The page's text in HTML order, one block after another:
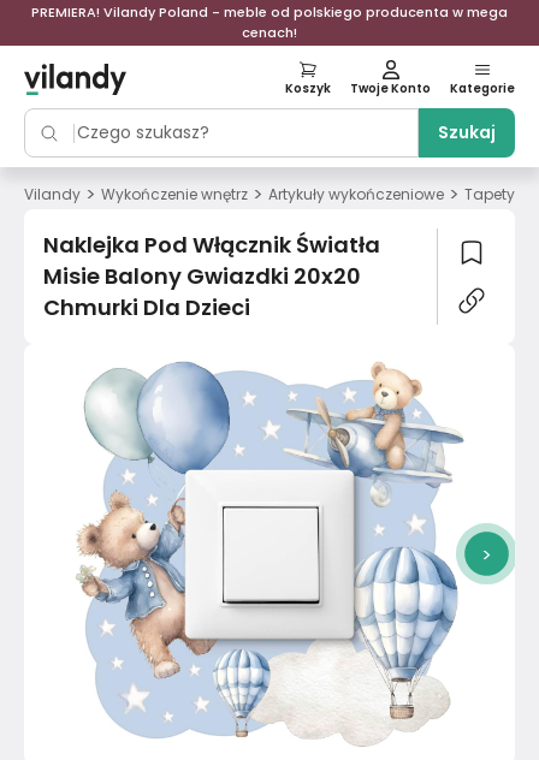
PREMIERA! Vilandy Poland - meble od polskiego producenta w mega
cenach!
Szukaj
Koszyk Twoje Konto Kategorie
Vilandy > Wykończenie wnętrz > Artykuły wykończeniowe > Tapety
Naklejka Pod Włącznik Światła
Misie Balony Gwiazdki 20x20
Chmurki Dla Dzieci
>